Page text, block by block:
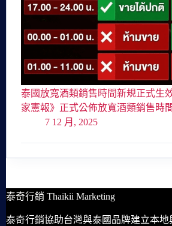
泰國放寬酒類銷售時間新規正式生
家憲報》正式公佈放寬酒類銷售時
7 12 月, 2025
泰奇行銷 Thaikii Marketing
泰奇行銷協助台灣與泰國品牌建立本地